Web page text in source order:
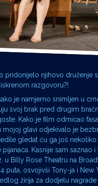
njihovo druženje
razgovoru?!
je namjerno snimljen u
svoj brak pred drugim
Kako je film odmicao
glavi odjekivalo je
gledat ću ga još
Kasnije sam saznao
u Billy Rose Theatru na
osvojivši Tony-ja i New
žirija za dodjelu